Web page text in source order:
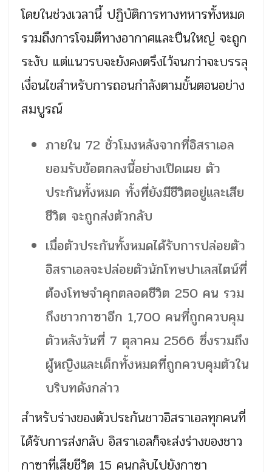
โดยในช่วงเวลานี้ ปฏิบัติการทางทหารทั้งหมด
รวมถึงการโจมตีทางอากาศและปืนใหญ่ จะถูก
ระงับ แต่แนวรบจะยังคงตรึงไว้จนกว่าจะบรรลุ
เงื่อนไขสำหรับการถอนกำลังตามขั้นตอนอย่าง
สมบูรณ์
ภายใน 72 ชั่วโมงหลังจากที่อิสราเอล
ยอมรับข้อตกลงนี้อย่างเปิดเผย ตัว
ประกันทั้งหมด ทั้งที่ยังมีชีวิตอยู่และเสีย
ชีวิต จะถูกส่งตัวกลับ
เมื่อตัวประกันทั้งหมดได้รับการปล่อยตัว
อิสราเอลจะปล่อยตัวนักโทษปาเลสไตน์ที่
ต้องโทษจำคุกตลอดชีวิต 250 คน รวม
ถึงชาวกาซาอีก 1,700 คนที่ถูกควบคุม
ตัวหลังวันที่ 7 ตุลาคม 2566 ซึ่งรวมถึง
ผู้หญิงและเด็กทั้งหมดที่ถูกควบคุมตัวใน
บริบทดังกล่าว
สำหรับร่างของตัวประกันชาวอิสราเอลทุกคนที่
ได้รับการส่งกลับ อิสราเอลก็จะส่งร่างของชาว
กาซาที่เสียชีวิต 15 คนกลับไปยังกาซา